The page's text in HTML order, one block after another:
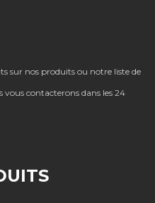
sur nos produits ou notre liste de
vous contacterons dans les 24